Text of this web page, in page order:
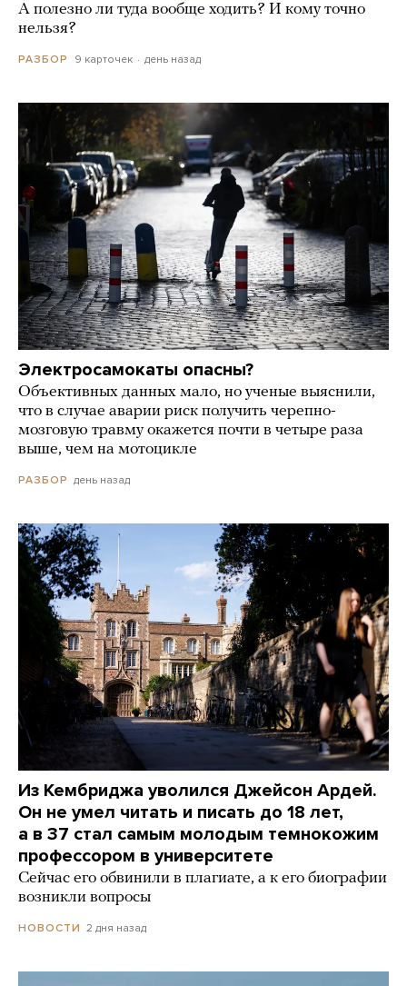
А полезно ли туда вообще ходить? И кому точно
нельзя?
РАЗБОР 9 карточек день назад
Электросамокаты опасны?
Объективных данных мало, но ученые выяснили,
что в случае аварии риск получить черепно-
мозговую травму окажется почти в четыре раза
выше, чем на мотоцикле
РАЗБОР день назад
Из Кембриджа уволился Джейсон Ардей.
Он не умел читать и писать до 18 лет,
а в 37 стал самым молодым темнокожим
профессором в университете
Сейчас его обвинили в плагиате, а к его биографии
возникли вопросы
НОВОСТИ 2 дня назад